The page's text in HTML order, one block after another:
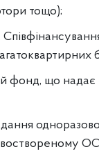
тощо);
фонд, що надає